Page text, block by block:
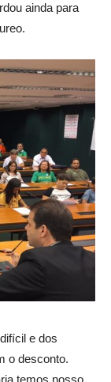
ainda para
e dos
o desconto.
temos nosso